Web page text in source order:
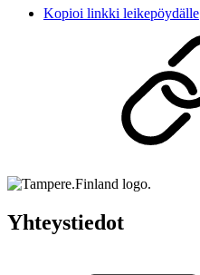
Kopioi linkki leikepöydälle
Yhteystiedot